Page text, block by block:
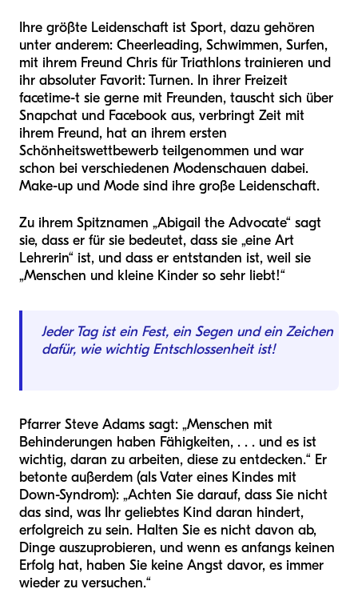
Ihre größte Leidenschaft ist Sport, dazu gehören
unter anderem: Cheerleading, Schwimmen, Surfen,
mit ihrem Freund Chris für Triathlons trainieren und
ihr absoluter Favorit: Turnen. In ihrer Freizeit
facetime-t sie gerne mit Freunden, tauscht sich über
Snapchat und Facebook aus, verbringt Zeit mit
ihrem Freund, hat an ihrem ersten
Schönheitswettbewerb teilgenommen und war
schon bei verschiedenen Modenschauen dabei.
Make-up und Mode sind ihre große Leidenschaft.
Zu ihrem Spitznamen „Abigail the Advocate“ sagt
sie, dass er für sie bedeutet, dass sie „eine Art
Lehrerin“ ist, und dass er entstanden ist, weil sie
„Menschen und kleine Kinder so sehr liebt!“
Jeder Tag ist ein Fest, ein Segen und ein Zeichen
dafür, wie wichtig Entschlossenheit ist!
Pfarrer Steve Adams sagt: „Menschen mit
Behinderungen haben Fähigkeiten, . . . und es ist
wichtig, daran zu arbeiten, diese zu entdecken.“ Er
betonte außerdem (als Vater eines Kindes mit
Down-Syndrom): „Achten Sie darauf, dass Sie nicht
das sind, was Ihr geliebtes Kind daran hindert,
erfolgreich zu sein. Halten Sie es nicht davon ab,
Dinge auszuprobieren, und wenn es anfangs keinen
Erfolg hat, haben Sie keine Angst davor, es immer
wieder zu versuchen.“